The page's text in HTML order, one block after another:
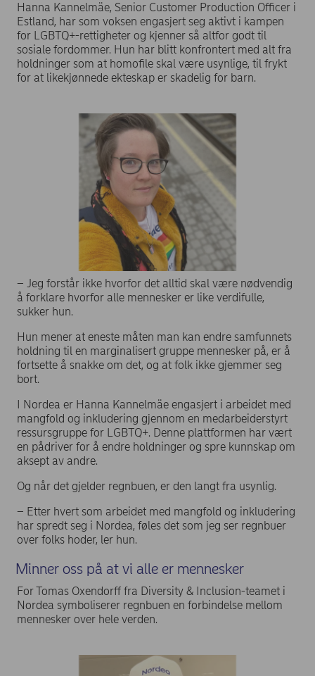
Hanna Kannelmäe, Senior Customer Production Officer i
Estland, har som voksen engasjert seg aktivt i kampen
for LGBTQ+-rettigheter og kjenner så altfor godt til
sosiale fordommer. Hun har blitt konfrontert med alt fra
holdninger som at homofile skal være usynlige, til frykt
for at likekjønnede ekteskap er skadelig for barn.
– Jeg forstår ikke hvorfor det alltid skal være nødvendig
å forklare hvorfor alle mennesker er like verdifulle,
sukker hun.
Hun mener at eneste måten man kan endre samfunnets
holdning til en marginalisert gruppe mennesker på, er å
fortsette å snakke om det, og at folk ikke gjemmer seg
bort.
I Nordea er Hanna Kannelmäe engasjert i arbeidet med
mangfold og inkludering gjennom en medarbeiderstyrt
ressursgruppe for LGBTQ+. Denne plattformen har vært
en pådriver for å endre holdninger og spre kunnskap om
aksept av andre.
Og når det gjelder regnbuen, er den langt fra usynlig.
– Etter hvert som arbeidet med mangfold og inkludering
har spredt seg i Nordea, føles det som jeg ser regnbuer
over folks hoder, ler hun.
Minner oss på at vi alle er mennesker
For Tomas Oxendorff fra Diversity & Inclusion-teamet i
Nordea symboliserer regnbuen en forbindelse mellom
mennesker over hele verden.